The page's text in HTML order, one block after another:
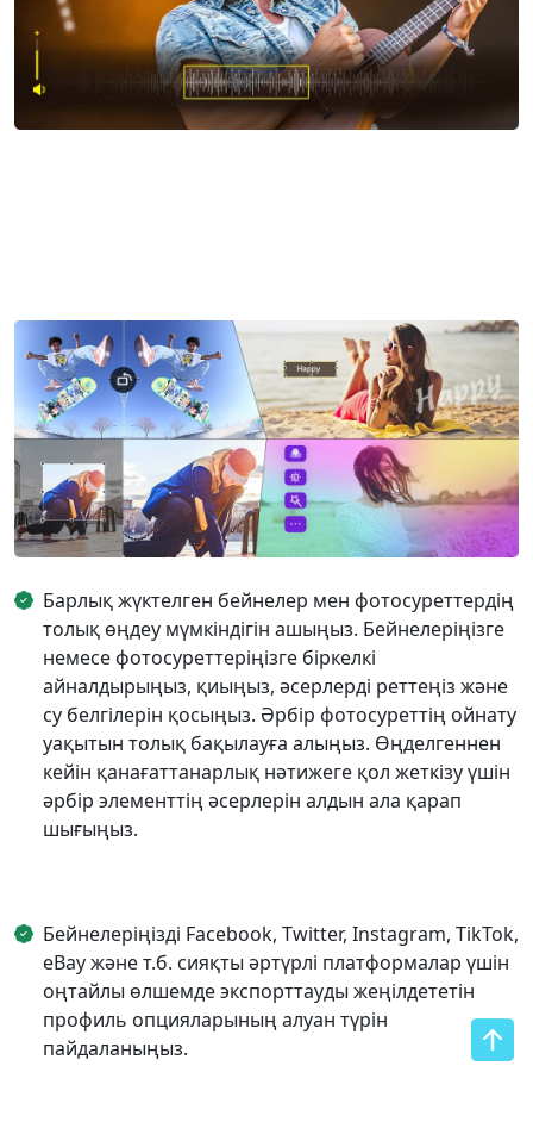
Барлық жүктелген бейнелер мен фотосуреттердің
толық өңдеу мүмкіндігін ашыңыз. Бейнелеріңізге
немесе фотосуреттеріңізге біркелкі
айналдырыңыз, қиыңыз, әсерлерді реттеңіз және
су белгілерін қосыңыз. Әрбір фотосуреттің ойнату
уақытын толық бақылауға алыңыз. Өңделгеннен
кейін қанағаттанарлық нәтижеге қол жеткізу үшін
әрбір элементтің әсерлерін алдын ала қарап
шығыңыз.
Бейнелеріңізді Facebook, Twitter, Instagram, TikTok,
eBay және т.б. сияқты әртүрлі платформалар үшін
оңтайлы өлшемде экспорттауды жеңілдететін
профиль опцияларының алуан түрін
пайдаланыңыз.